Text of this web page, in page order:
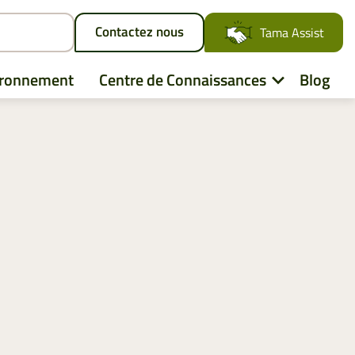
Contactez nous Tama Assist
Centre de Connaissances Blog